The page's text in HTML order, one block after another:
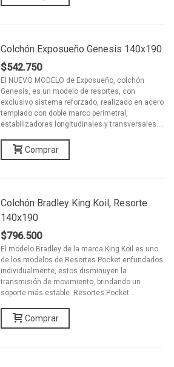
Colchón Exposueño Genesis 140x190
$542.750
El NUEVO MODELO de Exposueño, colchón
Genesis, es un modelo de resortes, con
exclusivo sistema reforzado, realizado en acero
templado con doble marco perimetral,
estabilizadores longitudinales y transversales....
Comprar
Colchón Bradley King Koil, Resorte
140x190
$796.500
El modelo Bradley de la marca King Koil es uno
de los modelos de Resortes Pocket enfundados
individualmente, estos disminuyen la
transmisión de movimiento, brindando un
soporte más estable. Resortes Pocket...
Comprar